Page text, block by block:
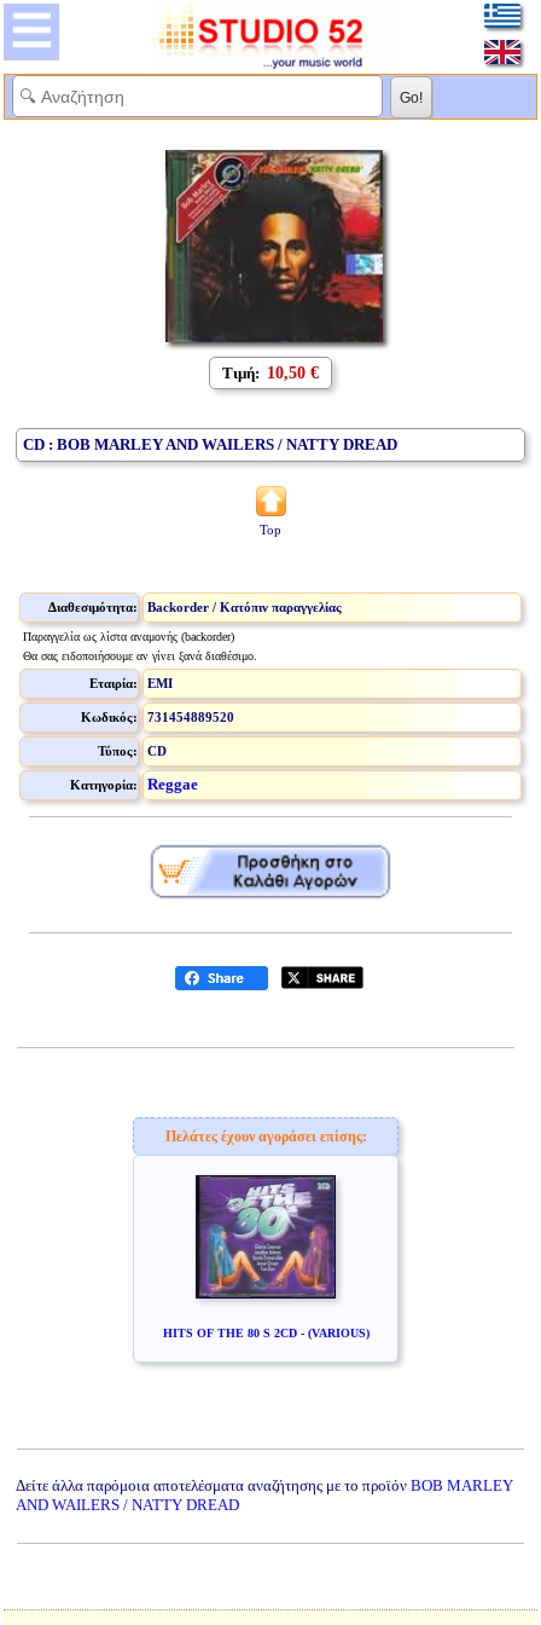
Τιμή: 10,50 €
CD : BOB MARLEY AND WAILERS / NATTY DREAD
Top
Διαθεσιμότητα: Backorder / Κατόπιν παραγγελίας
Παραγγελία ως λίστα αναμονής (backorder)
Θα σας ειδοποιήσουμε αν γίνει ξανά διαθέσιμο.
Εταιρία: EMI
Κωδικός: 731454889520
Τύπος: CD
Κατηγορία: Reggae
Πελάτες έχουν αγοράσει επίσης:
HITS OF THE 80 S 2CD - (VARIOUS)
Δείτε άλλα παρόμοια αποτελέσματα αναζήτησης με το προϊόν BOB MARLEY
AND WAILERS / NATTY DREAD